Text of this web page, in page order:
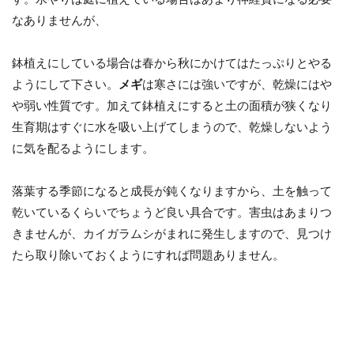
なありませんが、
鉢植えにしている場合は春から秋にかけてはたっぷりとやる
ようにして下さい。
メギは寒さには強いですが、乾燥にはや
や弱い性質です。加えて鉢植えにすると土の面積が狭くなり
生育期はすぐに水を吸い上げてしまうので、乾燥しないよう
に気を配るようにします。
落葉する季節になると成長が鈍くなりますから、土を触って
乾いているくらいでちょうど良い具合です。害虫はあまりつ
きませんが、カイガラムシがまれに発生しますので、見つけ
たら取り除いておくようにすれば問題ありません。